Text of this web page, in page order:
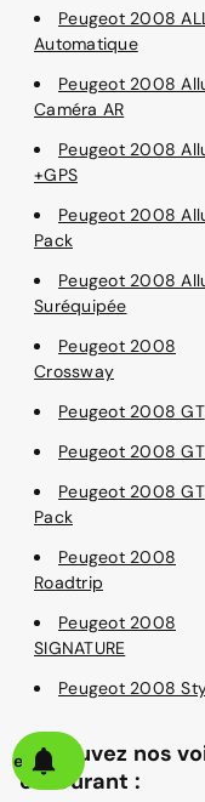
Peugeot 2008
Automatique
Peugeot 2008
Caméra AR
Peugeot 2008
+GPS
Peugeot 2008
Pack
Peugeot 2008
Suréquipée
Peugeot 2008
Crossway
Peugeot 2008 GT
Peugeot 2008
Peugeot 2008 GT
Pack
Peugeot 2008
Roadtrip
Peugeot 2008
SIGNATURE
Peugeot 2008
Retrouvez nos
carburant :